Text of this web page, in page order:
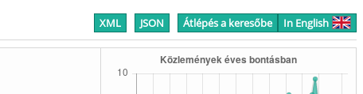
XML JSON Átlépés a keresőbe In English